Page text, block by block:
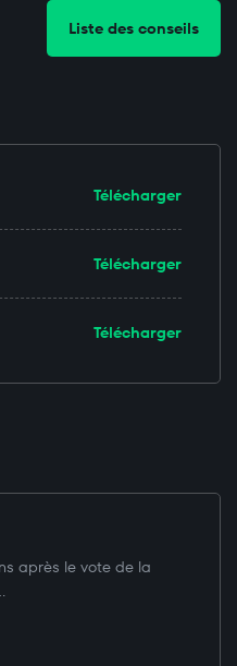
Liste des conseils
Télécharger
Télécharger
Télécharger
après le vote de la